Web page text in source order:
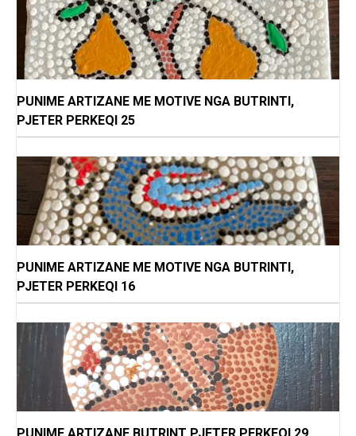
PUNIME ARTIZANE ME MOTIVE NGA BUTRINTI,
PJETER PERKEQI 25
PUNIME ARTIZANE ME MOTIVE NGA BUTRINTI,
PJETER PERKEQI 16